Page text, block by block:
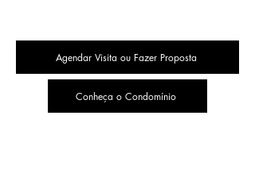
Agendar Visita ou Fazer Proposta
Conheça o Condomínio